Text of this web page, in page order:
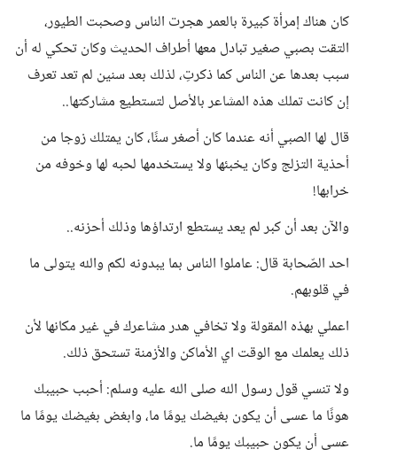
كان هناك إمرأة كبيرة بالعمر هجرت الناس وصحبت الطيور،
التقت بصبي صغير تبادل معها أطراف الحديث وكان تحكي له أن
سبب بعدها عن الناس كما ذكرتِ، لذلك بعد سنين لم تعد تعرف
إن كانت تملك هذه المشاعر بالأصل لتستطيع مشاركتها..
قال لها الصبي أنه عندما كان أصغر سنًا، كان يمتلك زوجا من
أحذية التزلج وكان يخبئها ولا يستخدمها لحبه لها وخوفه من
خرابها!
والآن بعد أن كبر لم يعد يستطع ارتداؤها وذلك أحزنه..
احد الصّحابة قال: عاملوا الناس بما يبدونه لكم والله يتولى ما
في قلوبهم.
اعملي بهذه المقولة ولا تخافي هدر مشاعرك في غير مكانها لأن
ذلك يعلمك مع الوقت اي الأماكن والأزمنة تستحق ذلك.
ولا تنسي قول رسول الله صلى الله عليه وسلم: أحبب حبيبك
هونًا ما عسى أن يكون بغيضك يومًا ما، وابغض بغيضك يومًا ما
عسى أن يكون حبيبك يومًا ما.